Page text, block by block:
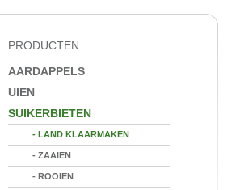
PRODUCTEN
AARDAPPELS
UIEN
SUIKERBIETEN
- LAND KLAARMAKEN
- ZAAIEN
- ROOIEN